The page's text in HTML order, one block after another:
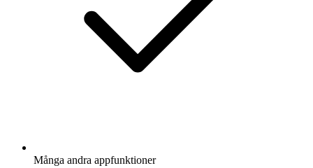
Många andra appfunktioner